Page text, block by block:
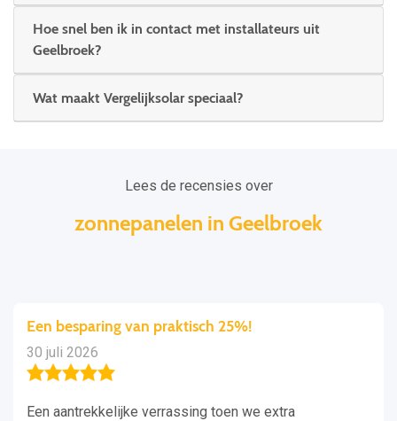
Hoe snel ben ik in contact met installateurs uit
Geelbroek?
Wat maakt Vergelijksolar speciaal?
Lees de recensies over
zonnepanelen in Geelbroek
Een besparing van praktisch 25%!
30 juli 2026
Een aantrekkelijke verrassing toen we extra